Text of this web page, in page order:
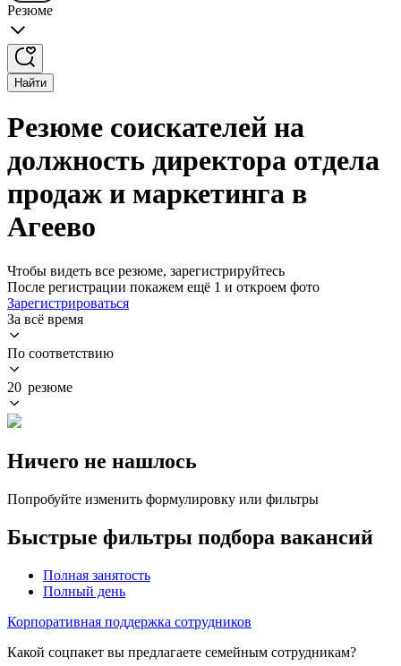
Резюме
Найти
Резюме соискателей на
должность директора отдела
продаж и маркетинга в
Агеево
Чтобы видеть все резюме, зарегистрируйтесь
После регистрации покажем ещё 1 и откроем фото
Зарегистрироваться
За всё время
По соответствию
20 резюме
Ничего не нашлось
Попробуйте изменить формулировку или фильтры
Быстрые фильтры подбора вакансий
Полная занятость
Полный день
Корпоративная поддержка сотрудников
Какой соцпакет вы предлагаете семейным сотрудникам?